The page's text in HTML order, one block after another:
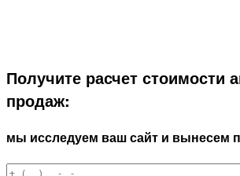
Получите расчет стоимости
продаж:
мы исследуем ваш сайт и вынесем